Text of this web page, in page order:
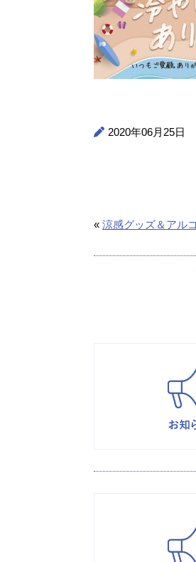
2020年06月25日
« 涼感グッズ＆アル